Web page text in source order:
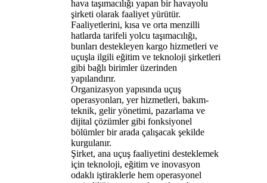
hava taşımacılığı yapan bir havayolu
şirketi olarak faaliyet yürütür.
Faaliyetlerini, kısa ve orta menzilli
hatlarda tarifeli yolcu taşımacılığı,
bunları destekleyen kargo hizmetleri ve
uçuşla ilgili eğitim ve teknoloji şirketleri
gibi bağlı birimler üzerinden
yapılandırır.
Organizasyon yapısında uçuş
operasyonları, yer hizmetleri, bakım-
teknik, gelir yönetimi, pazarlama ve
dijital çözümler gibi fonksiyonel
bölümler bir arada çalışacak şekilde
kurgulanır.
Şirket, ana uçuş faaliyetini desteklemek
için teknoloji, eğitim ve inovasyon
odaklı iştiraklerle hem operasyonel